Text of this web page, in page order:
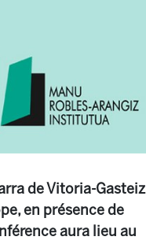
de Vitoria-Gasteiz
en présence de
aura lieu au